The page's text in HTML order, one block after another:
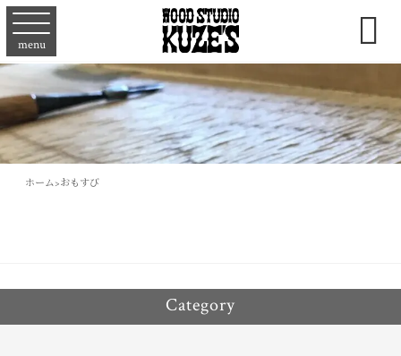
menu 
ホーム>おもすび
Category